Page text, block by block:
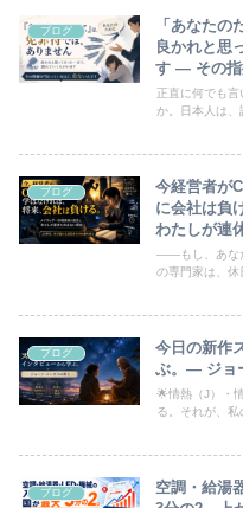
ブログ
「あなたの
良かれと思
す ― その指
正直に何でも
か。日本人は、
ブログ
今経営者が
に会社は負
わたしが連
——もし、あな
の専門家は、休
ブログ
今日の新作
ぶ。― ジョ
🌟情熱（J）・
る。それが、私
ブログ
空調・給湯